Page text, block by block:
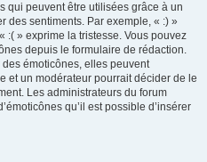
qui peuvent être utilisées grâce à un
des sentiments. Par exemple, « :) »
:( » exprime la tristesse. Vous pouvez
depuis le formulaire de rédaction.
émoticônes, elles peuvent
et un modérateur pourrait décider de le
Les administrateurs du forum
qu’il est possible d’insérer